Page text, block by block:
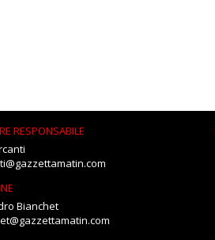
RESPONSABILE
Bianchet